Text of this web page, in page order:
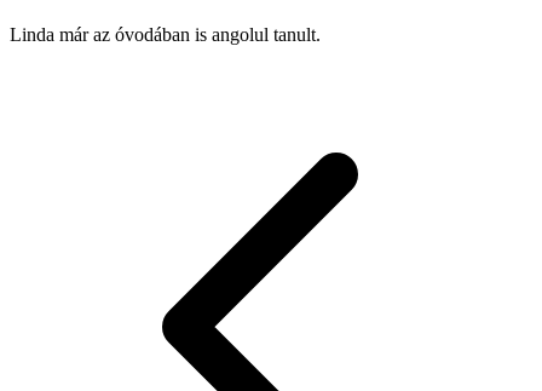
Linda már az óvodában is angolul tanult.